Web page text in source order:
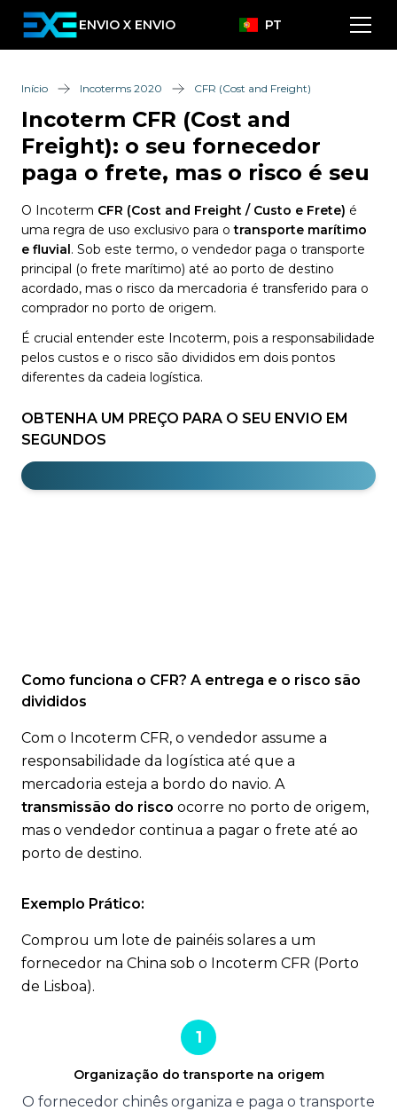
ENVIO X ENVIO PT
Início Incoterms 2020 CFR (Cost and Freight)
Incoterm CFR (Cost and
Freight): o seu fornecedor
paga o frete, mas o risco é seu
O Incoterm CFR (Cost and Freight / Custo e Frete) é
uma regra de uso exclusivo para otransporte marítimo
e fluvial. Sob este termo, o vendedor paga o transporte
principal (o frete marítimo) até ao porto de destino
acordado, mas o risco da mercadoria é transferido para o
comprador no porto de origem.
É crucial entender este Incoterm, pois a responsabilidade
pelos custos e o risco são divididos em dois pontos
diferentes da cadeia logística.
OBTENHA UM PREÇO PARA O SEU ENVIO EM
SEGUNDOS
Como funciona o CFR? A entrega e o risco são
divididos
Com o Incoterm CFR, o vendedor assume a
responsabilidade da logística até que a
mercadoria esteja a bordo do navio. A
transmissão do risco ocorre no porto de origem,
mas o vendedor continua a pagar o frete até ao
porto de destino.
Exemplo Prático:
Comprou um lote de painéis solares a um
fornecedor na China sob o Incoterm CFR (Porto
de Lisboa).
1
Organização do transporte na origem
O fornecedor chinês organiza e paga o transporte